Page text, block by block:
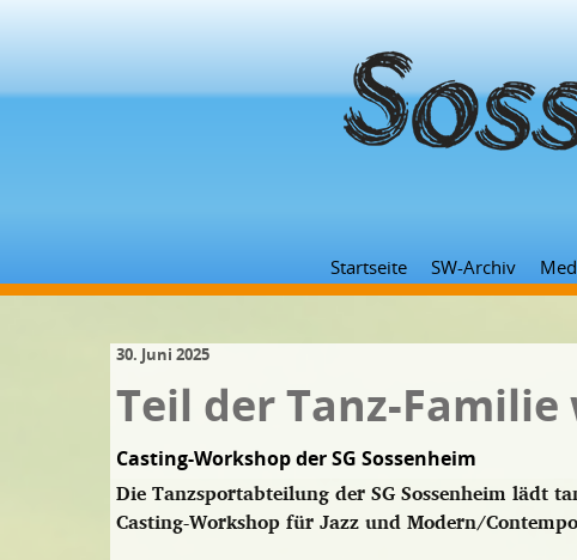
Startseite SW-Archiv
30. Juni 2025
Teil der Tanz-Familie
Casting-Workshop der SG Sossenheim
Die Tanzsportabteilung der SG Sossenheim lädt
Casting-Workshop für Jazz und Modern/